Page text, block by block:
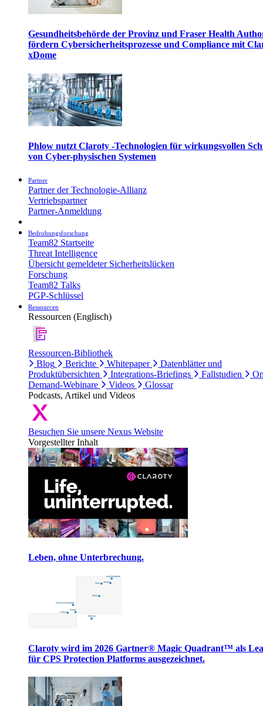
Gesundheitsbehörde der Provinz und Fraser Health
fördern Cybersicherheitsprozesse und Compliance mit
xDome
Phlow nutzt Claroty -Technologien für wirkungsvollen
von Cyber-physischen Systemen
Partner
Partner der Technologie-Allianz
Vertriebspartner
Partner-Anmeldung
Bedrohungsforschung
Team82 Startseite
Threat Intelligence
Übersicht gemeldeter Sicherheitslücken
Forschung
Team82 Talks
PGP-Schlüssel
Ressourcen
Ressourcen (Englisch)
Ressourcen-Bibliothek
Blog
Berichte Whitepaper
Datenblätter und
Produktübersichten
Integrations-Briefings Fallstudien
Demand-Webinare
Videos
Glossar
Podcasts, Artikel und Videos
Besuchen Sie unsere Nexus Website
Vorgestellter Inhalt
Leben, ohne Unterbrechung.
Claroty wird im 2026 Gartner® Magic Quadrant™ als
für CPS Protection Platforms ausgezeichnet.